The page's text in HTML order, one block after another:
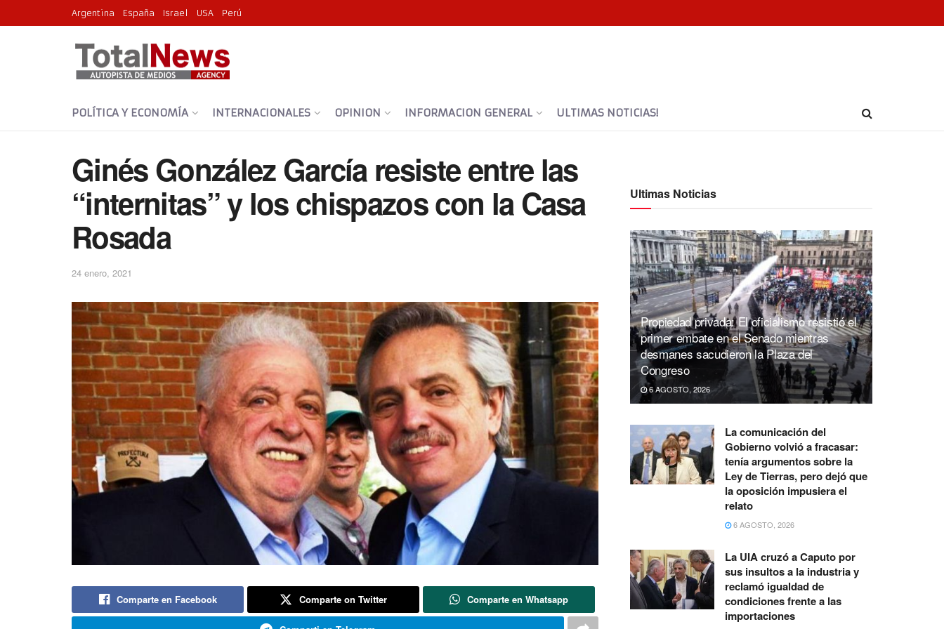
Argentina España Israel USA Perú
POLÍTICA Y ECONOMÍA INTERNACIONALES OPINION INFORMACION GENERAL ULTIMAS NOTICIAS!
Ginés González García resiste entre las
“internitas” y los chispazos con la Casa
Rosada
24 enero, 2021
Comparte en Facebook Comparte on Twitter Comparte en Whatsapp
Ultimas Noticias
Propiedad privada: El oficialismo resistió el
primer embate en el Senado mientras
desmanes sacudieron la Plaza del
Congreso
6 AGOSTO, 2026
La comunicación del
Gobierno volvió a fracasar:
tenía argumentos sobre la
Ley de Tierras, pero dejó que
la oposición impusiera el
relato
6 AGOSTO, 2026
La UIA cruzó a Caputo por
sus insultos a la industria y
reclamó igualdad de
condiciones frente a las
importaciones